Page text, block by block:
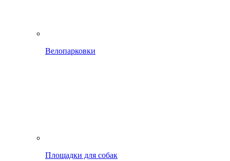
Велопарковки
Площадки для собак